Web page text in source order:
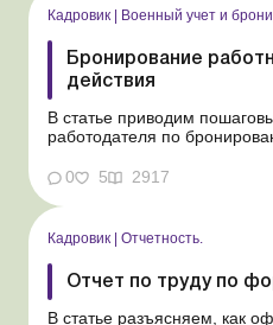
Кадровик | Военный учет и
Бронирование
действия
В статье приводим
работодателя по
положения бронирование
из важных задач
предприятию работать
количеству персонала. Но ...
0 5 2917
Кадровик | Отчетность.
Отчет по труду по
В статье разъясняем, как